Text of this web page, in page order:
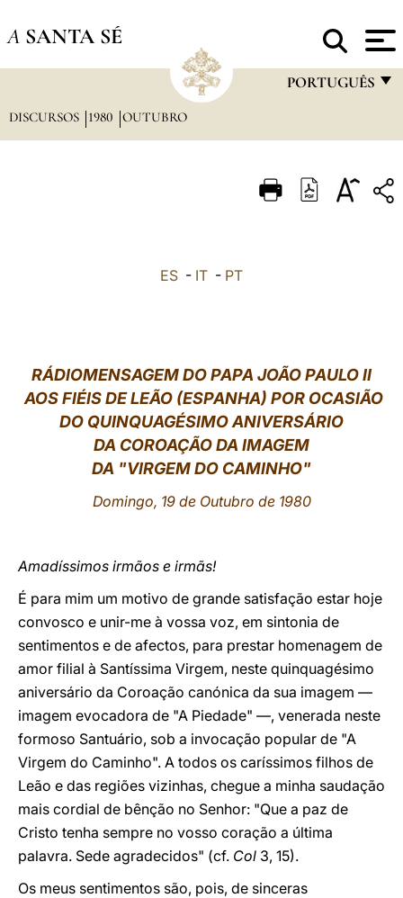
A SANTA SÉ
PORTUGUÊS
ITALIANO
العربيّة
中文
LATINE
DISCURSOS 1980 OUTUBRO
ES - IT - PT
RÁDIOMENSAGEM DO PAPA JOÃO PAULO II
AOS FIÉIS DE LEÃO (ESPANHA) POR OCASIÃO
DO QUINQUAGÉSIMO ANIVERSÁRIO
DA COROAÇÃO DA IMAGEM
DA "VIRGEM DO CAMINHO"
Domingo, 19 de Outubro de 1980
Amadíssimos irmãos e irmãs!
É para mim um motivo de grande satisfação estar hoje
convosco e unir-me à vossa voz, em sintonia de
sentimentos e de afectos, para prestar homenagem de
amor filial à Santíssima Virgem, neste quinquagésimo
aniversário da Coroação canónica da sua imagem —
imagem evocadora de "A Piedade" —, venerada neste
formoso Santuário, sob a invocação popular de "A
Virgem do Caminho". A todos os caríssimos filhos de
Leão e das regiões vizinhas, chegue a minha saudação
mais cordial de bênção no Senhor: "Que a paz de
Cristo tenha sempre no vosso coração a última
palavra. Sede agradecidos" (cf. Col 3, 15).
Os meus sentimentos são, pois, de sinceras